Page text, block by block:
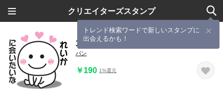
クリエイターズスタンプ
トレンド検索ワードで新しいスタンプに
出会えるかも！
大好きな♡れいかへ送るスタンプ
パン
￥190 1%還元